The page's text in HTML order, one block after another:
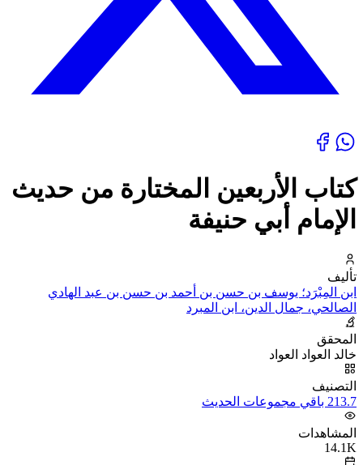
كتاب الأربعين المختارة من حديث
الإمام أبي حنيفة
تأليف
ابن المِبْرَد؛ يوسف بن حسن بن أحمد بن حسن بن عبد الهادي
الصالحي، جمال الدين، ابن المبرد
المحقق
خالد العواد العواد
التصنيف
213.7 باقي مجموعات الحديث
المشاهدات
14.1K